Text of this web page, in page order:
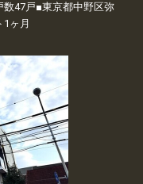
47戸■東京都中野区弥
ヶ月